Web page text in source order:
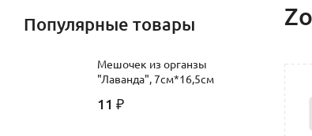
Популярные товары
Мешочек из органзы
"Лаванда", 7см*16,5см
11 ₽